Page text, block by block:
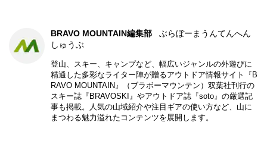
BRAVO MOUNTAIN編集部
ぶらぼーまうんてんへん
しゅうぶ
登山、スキー、キャンプなど、幅広いジャンルの外遊びに
精通した多彩なライター陣が贈るアウトドア情報サイト『B
RAVO MOUNTAIN』（ブラボーマウンテン）双葉社刊行の
スキー誌『BRAVOSKI』やアウトドア誌『soto』の厳選記
事も掲載。人気の山域紹介や注目ギアの使い方など、山に
まつわる魅力溢れたコンテンツを展開します。